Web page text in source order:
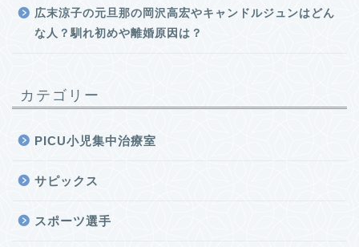
広末涼子の元旦那の岡沢高宏やキャンドルジュンはどん
な人？馴れ初めや離婚原因は？
カテゴリー
PICU小児集中治療室
サピックス
スポーツ選手